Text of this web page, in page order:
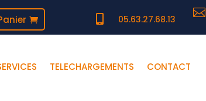
 05.63.27.68.13

TELECHARGEMENTS CONTACT